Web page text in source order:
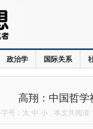
政治学 国际关系
高翔：中国哲
号： 大 中 小 本文共阅读